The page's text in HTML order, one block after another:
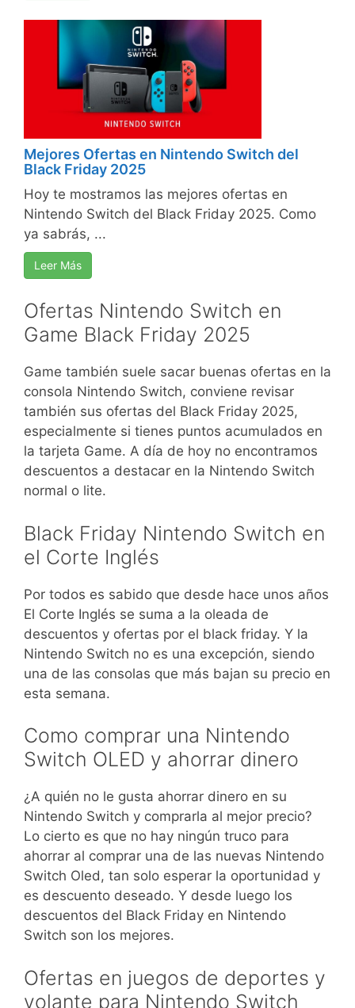
Mejores Ofertas en Nintendo Switch del
Black Friday 2025
Hoy te mostramos las mejores ofertas en
Nintendo Switch del Black Friday 2025. Como
ya sabrás, ...
Leer Más
Ofertas Nintendo Switch en
Game Black Friday 2025
Game también suele sacar buenas ofertas en la
consola Nintendo Switch, conviene revisar
también sus ofertas del Black Friday 2025,
especialmente si tienes puntos acumulados en
la tarjeta Game. A día de hoy no encontramos
descuentos a destacar en la Nintendo Switch
normal o lite.
Black Friday Nintendo Switch en
el Corte Inglés
Por todos es sabido que desde hace unos años
El Corte Inglés se suma a la oleada de
descuentos y ofertas por el black friday. Y la
Nintendo Switch no es una excepción, siendo
una de las consolas que más bajan su precio en
esta semana.
Como comprar una Nintendo
Switch OLED y ahorrar dinero
¿A quién no le gusta ahorrar dinero en su
Nintendo Switch y comprarla al mejor precio?
Lo cierto es que no hay ningún truco para
ahorrar al comprar una de las nuevas Nintendo
Switch Oled, tan solo esperar la oportunidad y
es descuento deseado. Y desde luego los
descuentos del Black Friday en Nintendo
Switch son los mejores.
Ofertas en juegos de deportes y
volante para Nintendo Switch